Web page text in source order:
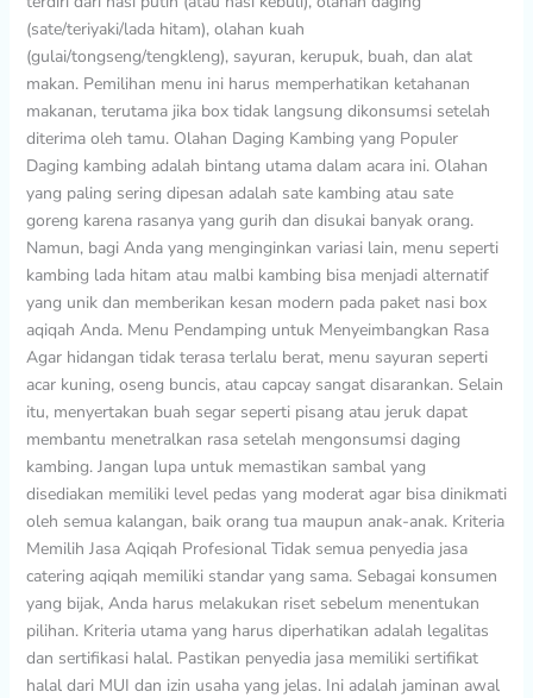
(sate/teriyaki/lada hitam), olahan kuah
(gulai/tongseng/tengkleng), sayuran, kerupuk, buah, dan alat
makan. Pemilihan menu ini harus memperhatikan ketahanan
makanan, terutama jika box tidak langsung dikonsumsi setelah
diterima oleh tamu. Olahan Daging Kambing yang Populer
Daging kambing adalah bintang utama dalam acara ini. Olahan
yang paling sering dipesan adalah sate kambing atau sate
goreng karena rasanya yang gurih dan disukai banyak orang.
Namun, bagi Anda yang menginginkan variasi lain, menu seperti
kambing lada hitam atau malbi kambing bisa menjadi alternatif
yang unik dan memberikan kesan modern pada paket nasi box
aqiqah Anda. Menu Pendamping untuk Menyeimbangkan Rasa
Agar hidangan tidak terasa terlalu berat, menu sayuran seperti
acar kuning, oseng buncis, atau capcay sangat disarankan. Selain
itu, menyertakan buah segar seperti pisang atau jeruk dapat
membantu menetralkan rasa setelah mengonsumsi daging
kambing. Jangan lupa untuk memastikan sambal yang
disediakan memiliki level pedas yang moderat agar bisa dinikmati
oleh semua kalangan, baik orang tua maupun anak-anak. Kriteria
Memilih Jasa Aqiqah Profesional Tidak semua penyedia jasa
catering aqiqah memiliki standar yang sama. Sebagai konsumen
yang bijak, Anda harus melakukan riset sebelum menentukan
pilihan. Kriteria utama yang harus diperhatikan adalah legalitas
dan sertifikasi halal. Pastikan penyedia jasa memiliki sertifikat
halal dari MUI dan izin usaha yang jelas. Ini adalah jaminan awal